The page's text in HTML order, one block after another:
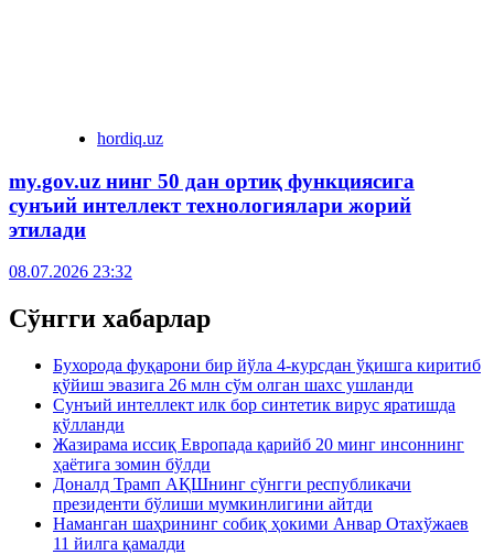
hordiq.uz
my.gov.uz нинг 50 дан ортиқ функциясига
сунъий интеллект технологиялари жорий
этилади
08.07.2026 23:32
Сўнгги хабарлар
Бухорода фуқарони бир йўла 4-курсдан ўқишга киритиб
қўйиш эвазига 26 млн сўм олган шахс ушланди
Сунъий интеллект илк бор синтетик вирус яратишда
қўлланди
Жазирама иссиқ Европада қарийб 20 минг инсоннинг
ҳаётига зомин бўлди
Доналд Трамп АҚШнинг сўнгги республикачи
президенти бўлиши мумкинлигини айтди
Наманган шаҳрининг собиқ ҳокими Анвар Отахўжаев
11 йилга қамалди